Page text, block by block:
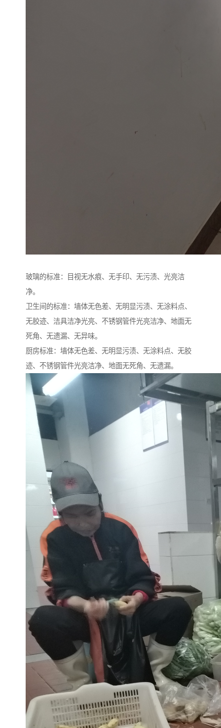
玻璃的标准：目视无水痕、无手印、无污渍、光亮洁
净。
卫生间的标准：墙体无色差、无明显污渍、无涂料点、
无胶迹、洁具洁净光亮、不锈钢管件光亮洁净、地面无
死角、无遗漏、无异味。
厨房标准：墙体无色差、无明显污渍、无涂料点、无胶
迹、不锈钢管件光亮洁净、地面无死角、无遗漏。